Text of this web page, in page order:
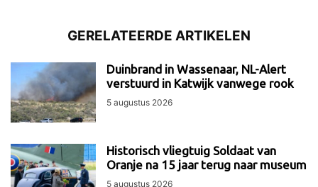
GERELATEERDE ARTIKELEN
Duinbrand in Wassenaar, NL-Alert
verstuurd in Katwijk vanwege rook
5 augustus 2026
Historisch vliegtuig Soldaat van
Oranje na 15 jaar terug naar museum
5 augustus 2026